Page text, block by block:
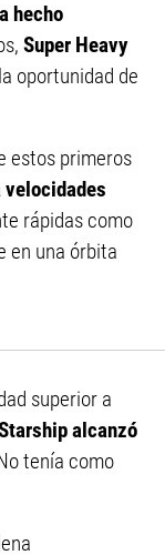
hecho
Super Heavy
oportunidad de
estos primeros
velocidades
rápidas como
en una órbita
superior a
alcanzó
tenía como